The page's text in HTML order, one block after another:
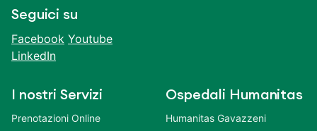
Seguici su
Facebook Youtube
LinkedIn
I nostri Servizi
Prenotazioni Online
Ospedali Humanitas
Humanitas Gavazzeni